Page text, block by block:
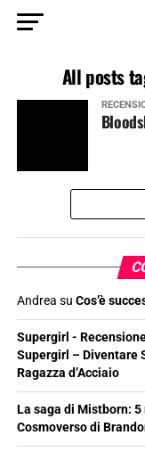
All posts
Andrea su Cos’è
Supergirl -
Supergirl – Diventare
Ragazza d’Acciaio
La saga di Mistborn:
Cosmoverso di